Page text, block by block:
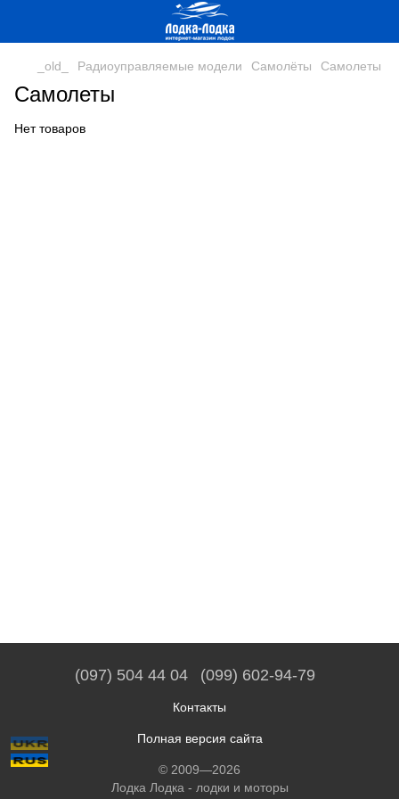
_old_ Радиоуправляемые модели Самолёты Самолеты
Самолеты
Нет товаров
(097) 504 44 04 (099) 602-94-79
Контакты
Полная версия сайта
© 2009—2026
Лодка Лодка - лодки и моторы